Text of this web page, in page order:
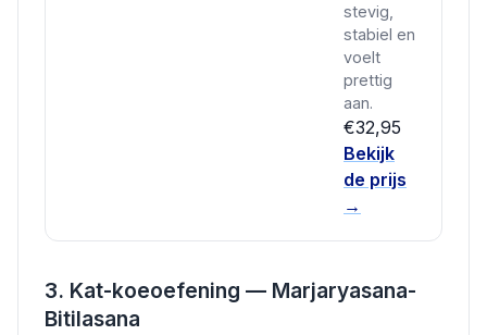
stevig,
stabiel en
voelt
prettig
aan.
€32,95
Bekijk
de prijs
→
3. Kat-koeoefening — Marjaryasana-
Bitilasana